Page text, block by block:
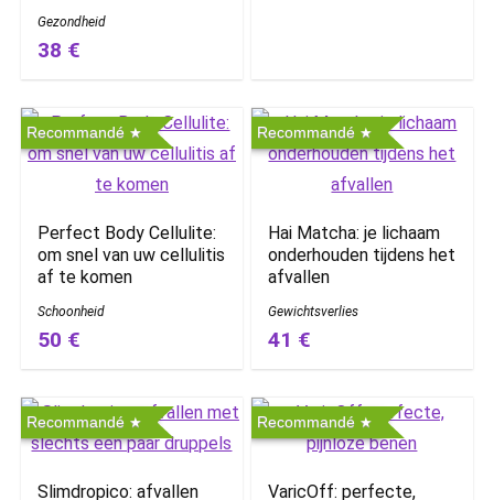
Gezondheid
38 €
Recommandé
Perfect Body Cellulite:
om snel van uw cellulitis
af te komen
Schoonheid
50 €
Recommandé
Hai Matcha: je lichaam
onderhouden tijdens het
afvallen
Gewichtsverlies
41 €
Recommandé
Slimdropico: afvallen
Recommandé
VaricOff: perfecte,